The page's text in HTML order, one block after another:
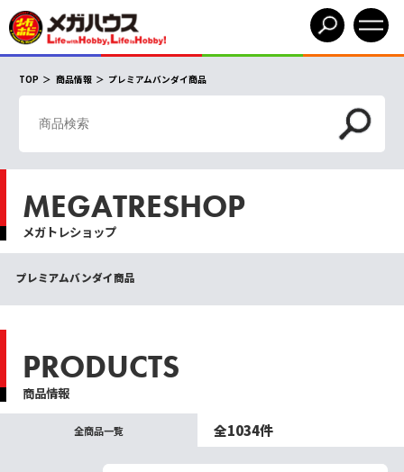
TOP 商品情報 プレミアムバンダイ商品
MEGATRESHOP
メガトレショップ
プレミアムバンダイ商品
PRODUCTS
商品情報
全商品一覧 全1034件